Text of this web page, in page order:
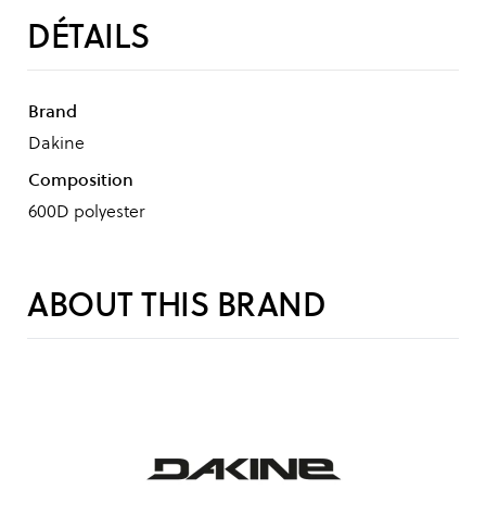
DÉTAILS
Brand
Dakine
Composition
600D polyester
ABOUT THIS BRAND